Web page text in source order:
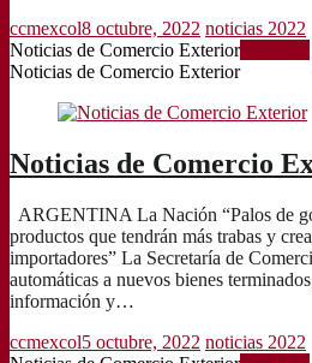
ccmexcol8 octubre, 2022 noticias 2022
Noticias de Comercio Exterior
Noticias de Comercio Exterior
Noticias de Comercio
ARGENTINA La Nación “Palos de
productos que tendrán más trabas y
importadores” La Secretaría de
automáticas a nuevos bienes
información y…
ccmexcol5 octubre, 2022 noticias 2022